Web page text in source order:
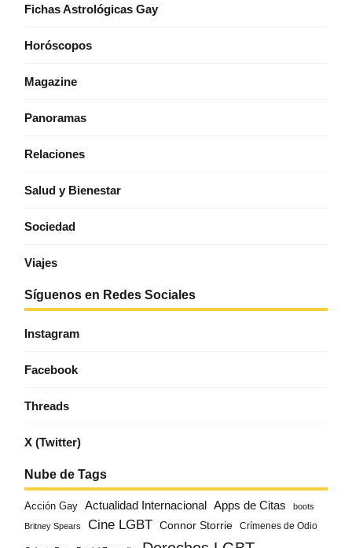
Fichas Astrológicas Gay
Horóscopos
Magazine
Panoramas
Relaciones
Salud y Bienestar
Sociedad
Viajes
Síguenos en Redes Sociales
Instagram
Facebook
Threads
X (Twitter)
Nube de Tags
Acción Gay Actualidad Internacional Apps de Citas boots
Britney Spears Cine LGBT Connor Storrie Crímenes de Odio